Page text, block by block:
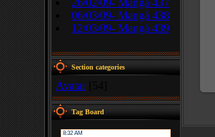
26/02/09- Mangá 437
06/03/09- Mangá 438
12/03/09- Mangá 439
Section categories
Avatar
Tag Board